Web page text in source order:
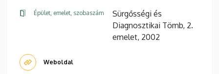
Épület, emelet, szobaszám
Sürgősségi és
Diagnosztikai Tömb, 2.
emelet, 2002
Weboldal